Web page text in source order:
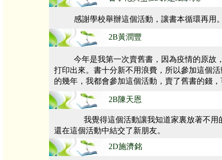
感謝學校舉辦這個活動，讓書本循環再用
2B黃潤豐
今年是我第一次賣舊書，因為疫情的原故
打印出來。書十分新不用浪費，所以參加這個
的幾年，我都會參加這個活動，賣了舊書的錢
2B陳天恩
我覺得這個活動讓我知道家裏放著不
還在這個活動中結交了新朋友。
2D施濟銘